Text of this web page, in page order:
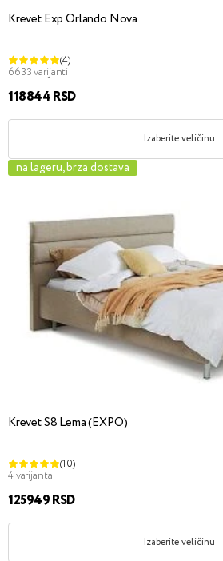
Krevet Exp Orlando Nova
(4)
6633 varijanti
118844 RSD
Izaberite veličinu
na lageru, brza dostava
Krevet S8 Lema (EXPO)
(10)
4 varijanta
125949 RSD
Izaberite veličinu